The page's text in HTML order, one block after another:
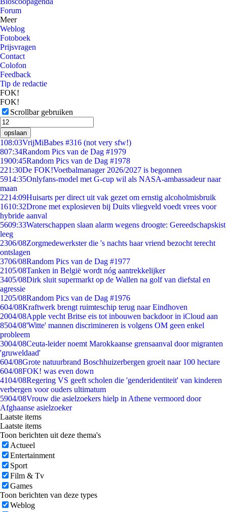
Forum
Meer
Weblog
Fotoboek
Prijsvragen
Contact
Colofon
Feedback
Tip de redactie
FOK!
FOK!
Scrollbar gebruiken
opslaan
108:03VrijMiBabes #316 (not very sfw!)
807:34Random Pics van de Dag #1979
1900:45Random Pics van de Dag #1978
221:30De FOK!Voetbalmanager 2026/2027 is begonnen
5914:35Onlyfans-model met G-cup wil als NASA-ambassadeur naar
maan
2214:09Huisarts per direct uit vak gezet om ernstig alcoholmisbruik
1610:32Drone met explosieven bij Duits vliegveld voedt vrees voor
hybride aanval
5609:33Waterschappen slaan alarm wegens droogte: Gereedschapskist
leeg
2306/08Zorgmedewerkster die 's nachts haar vriend bezocht terecht
ontslagen
3706/08Random Pics van de Dag #1977
2105/08Tanken in België wordt nóg aantrekkelijker
3405/08Dirk sluit supermarkt op de Wallen na golf van diefstal en
agressie
1205/08Random Pics van de Dag #1976
604/08Kraftwerk brengt ruimteschip terug naar Eindhoven
2004/08Apple vecht Britse eis tot inbouwen backdoor in iCloud aan
8504/08'Witte' mannen discrimineren is volgens OM geen enkel
probleem
3004/08Ceuta-leider noemt Marokkaanse grensaanval door migranten
'gruweldaad'
604/08Grote natuurbrand Boschhuizerbergen groeit naar 100 hectare
604/08FOK! was even down
4104/08Regering VS geeft scholen die 'genderidentiteit' van kinderen
verbergen voor ouders ultimatum
5904/08Vrouw die asielzoekers hielp in Athene vermoord door
Afghaanse asielzoeker
Laatste items
Laatste items
Toon berichten uit deze thema's
Actueel
Entertainment
Sport
Film & Tv
Games
Toon berichten van deze types
Weblog